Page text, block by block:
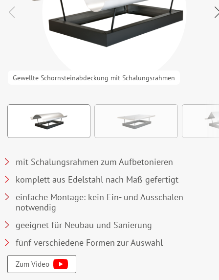
mit Schalungsrahmen zum Aufbetonieren
komplett aus Edelstahl nach Maß gefertigt
einfache Montage: kein Ein- und Ausschalen
notwendig
geeignet für Neubau und Sanierung
fünf verschiedene Formen zur Auswahl
Zum Video
Gewellte Schornsteinabdeckung mit Schalungsrahmen